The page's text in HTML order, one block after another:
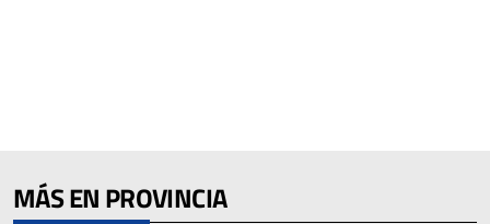
MÁS EN PROVINCIA